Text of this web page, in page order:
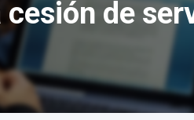
cesión de